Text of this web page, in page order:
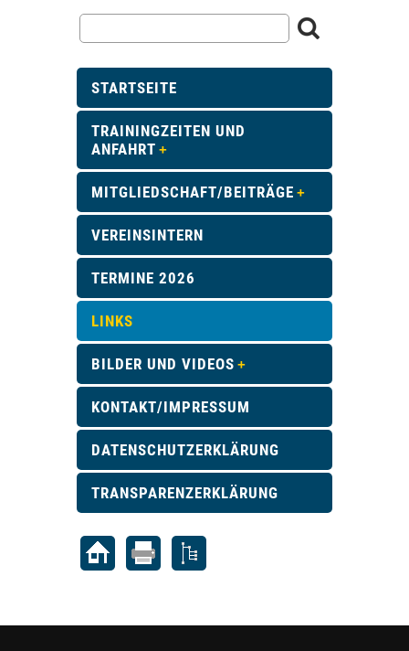
STARTSEITE
TRAININGZEITEN UND
ANFAHRT
MITGLIEDSCHAFT/BEITRÄGE
VEREINSINTERN
TERMINE 2026
LINKS
BILDER UND VIDEOS
KONTAKT/IMPRESSUM
DATENSCHUTZERKLÄRUNG
TRANSPARENZERKLÄRUNG